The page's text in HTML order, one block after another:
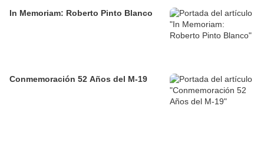
In Memoriam: Roberto Pinto Blanco
Conmemoración 52 Años del M-19